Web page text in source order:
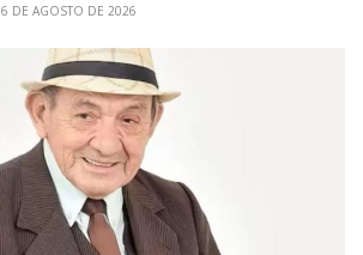
6 DE AGOSTO DE 2026